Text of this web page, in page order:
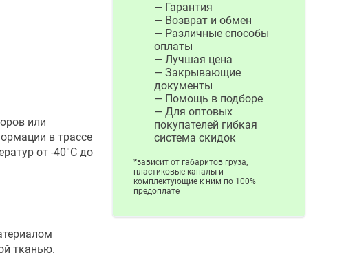
или
в трассе
от -40°С до
тканью.
— Гарантия
— Возврат и обмен
— Различные способы
оплаты
— Лучшая цена
— Закрывающие
документы
— Помощь в подборе
— Для оптовых
покупателей гибкая
система скидок
*зависит от габаритов груза,
пластиковые каналы и
комплектующие к ним по 100%
предоплате